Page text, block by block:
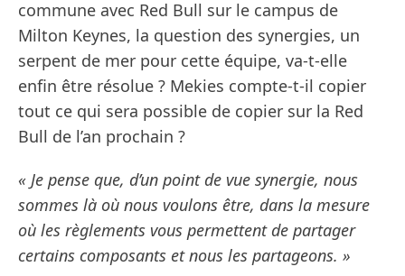
commune avec Red Bull sur le campus de
Milton Keynes, la question des synergies, un
serpent de mer pour cette équipe, va-t-elle
enfin être résolue ? Mekies compte-t-il copier
tout ce qui sera possible de copier sur la Red
Bull de l’an prochain ?
« Je pense que, d’un point de vue synergie, nous
sommes là où nous voulons être, dans la mesure
où les règlements vous permettent de partager
certains composants et nous les partageons. »